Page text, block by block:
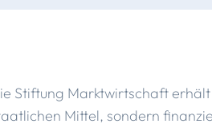
Stiftung Marktwirtschaft erhält
Mittel, sondern